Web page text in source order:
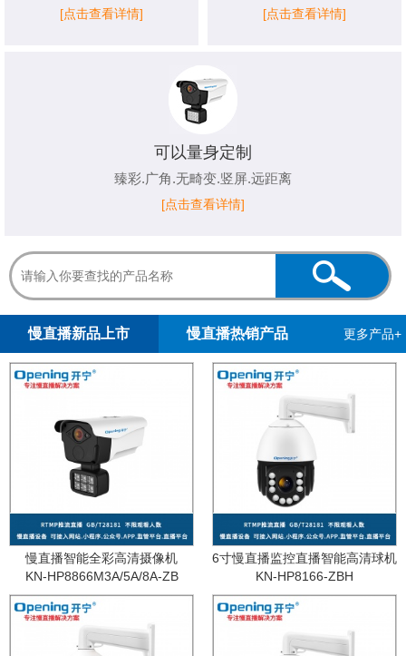
[点击查看详情] [点击查看详情]
可以量身定制
臻彩.广角.无畸变.竖屏.远距离
[点击查看详情]
慢直播新品上市 慢直播热销产品 更多产品+
慢直播智能全彩高清摄像机
KN-HP8866M3A/5A/8A-ZB
6寸慢直播监控直播智能高清球机
KN-HP8166-ZBH